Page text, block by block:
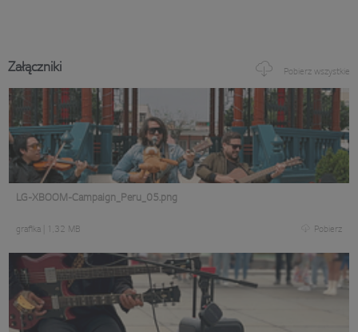
Załączniki Pobierz wszystkie
LG-XBOOM-Campaign_Peru_05.png
grafika 1,32 MB Pobierz